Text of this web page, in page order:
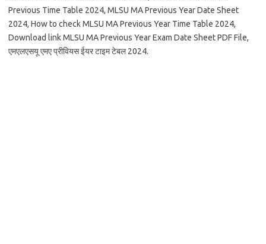
Previous Time Table 2024, MLSU MA Previous Year Date Sheet
2024, How to check MLSU MA Previous Year Time Table 2024,
Download link MLSU MA Previous Year Exam Date Sheet PDF File,
एमएलएसयू एमए प्रीवियस ईयर टाइम टेबल 2024.